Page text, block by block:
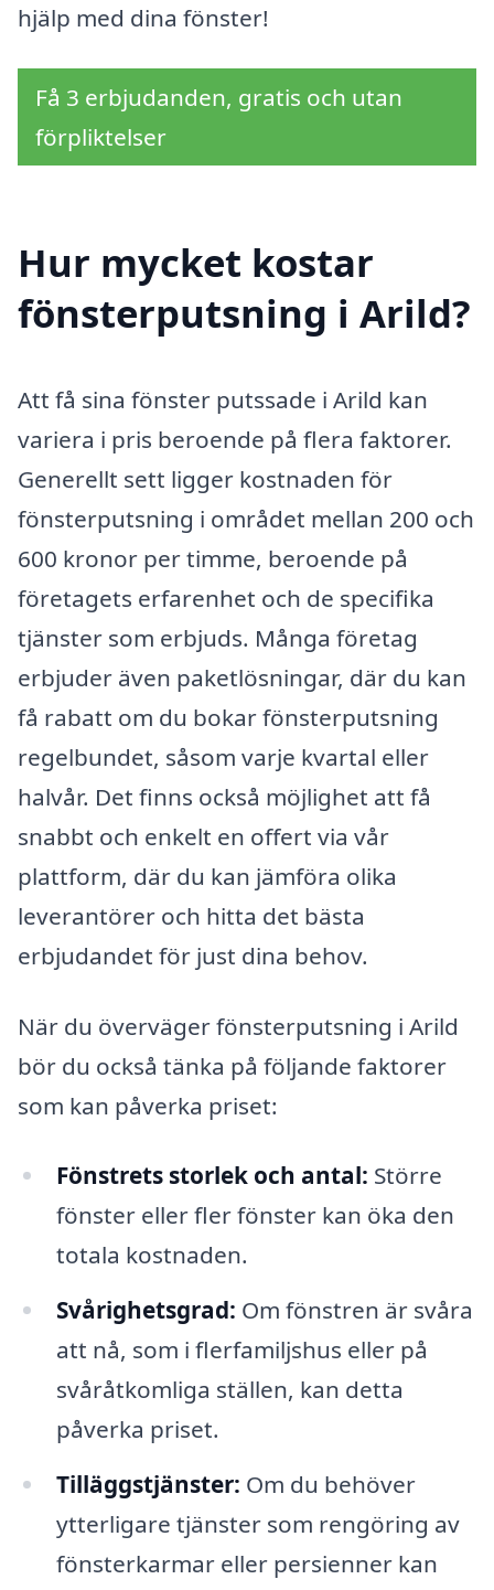
hjälp med dina fönster!
Få 3 erbjudanden, gratis och utan
förpliktelser
Hur mycket kostar
fönsterputsning i Arild?
Att få sina fönster putssade i Arild kan
variera i pris beroende på flera faktorer.
Generellt sett ligger kostnaden för
fönsterputsning i området mellan 200 och
600 kronor per timme, beroende på
företagets erfarenhet och de specifika
tjänster som erbjuds. Många företag
erbjuder även paketlösningar, där du kan
få rabatt om du bokar fönsterputsning
regelbundet, såsom varje kvartal eller
halvår. Det finns också möjlighet att få
snabbt och enkelt en offert via vår
plattform, där du kan jämföra olika
leverantörer och hitta det bästa
erbjudandet för just dina behov.
När du överväger fönsterputsning i Arild
bör du också tänka på följande faktorer
som kan påverka priset:
Fönstrets storlek och antal: Större
fönster eller fler fönster kan öka den
totala kostnaden.
Svårighetsgrad: Om fönstren är svåra
att nå, som i flerfamiljshus eller på
svåråtkomliga ställen, kan detta
påverka priset.
Tilläggstjänster: Om du behöver
ytterligare tjänster som rengöring av
fönsterkarmar eller persienner kan